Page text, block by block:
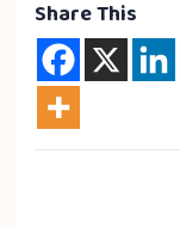
Share This